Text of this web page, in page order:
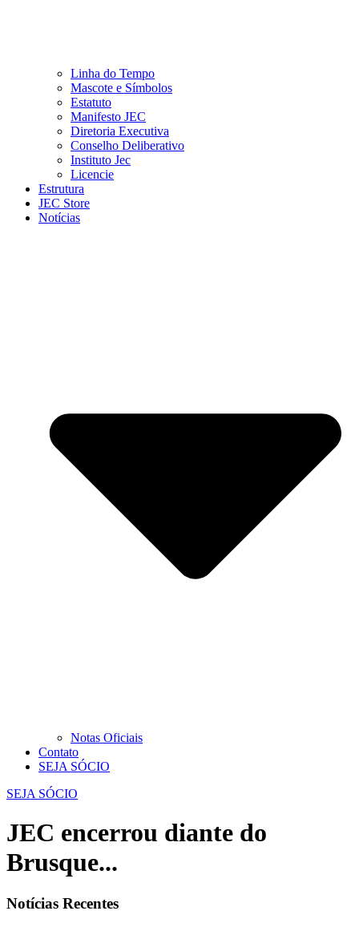
Linha do Tempo
Mascote e Símbolos
Estatuto
Manifesto JEC
Diretoria Executiva
Conselho Deliberativo
Instituto Jec
Licencie
Estrutura
JEC Store
Notícias
Notas Oficiais
Contato
SEJA SÓCIO
SEJA SÓCIO
JEC encerrou diante do
Brusque...
Notícias Recentes